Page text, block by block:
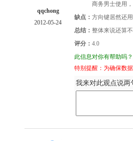
qqchong
2012-05-24
商务男士使用
缺点： 方向键居然还
总结： 整体来说还算
评分： 4.0
此信息对你有帮助吗
特别提醒：为确保数
我来对此观点说两